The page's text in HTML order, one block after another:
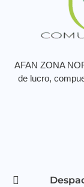
AFAN ZONA
de lucro,